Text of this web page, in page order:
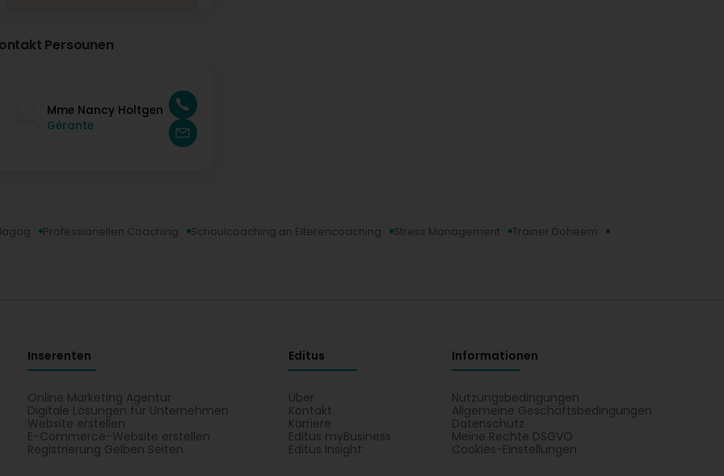
Persounen
Mme Nancy Holtgen
Gérante
Professionellen Coaching Schoulcoaching an Elterencoaching Stress Management Trainer Doheem
Inserenten
Online Marketing Agentur
Digitale Lösungen für Unternehmen
Website erstellen
E-Commerce-Website erstellen
Registrierung Gelben Seiten
Editus
Über
Kontakt
Karriere
Editus myBusiness
Editus Insight
Informationen
Nutzungsbedingungen
Allgemeine Geschäftsbedingungen
Datenschutz
Meine Rechte DSGVO
Cookies-Einstellungen